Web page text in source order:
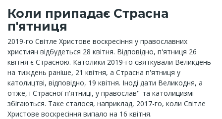
Коли припадає Страсна
п'ятниця
2019-го Світле Христове воскресіння у православних
християн відбудеться 28 квітня. Відповідно, п'ятниця 26
квітня є Страсною. Католики 2019-го святкували Великдень
на тиждень раніше, 21 квітня, а Страсна п'ятниця у
католицтві, відповідно, 19 квітня. Іноді дати Великодня, а
отже, і Страсної п'ятниці, у православ'ї та католицизмі
збігаються. Таке сталося, наприклад, 2017-го, коли Світле
Христове воскресіння випало на 16 квітня.